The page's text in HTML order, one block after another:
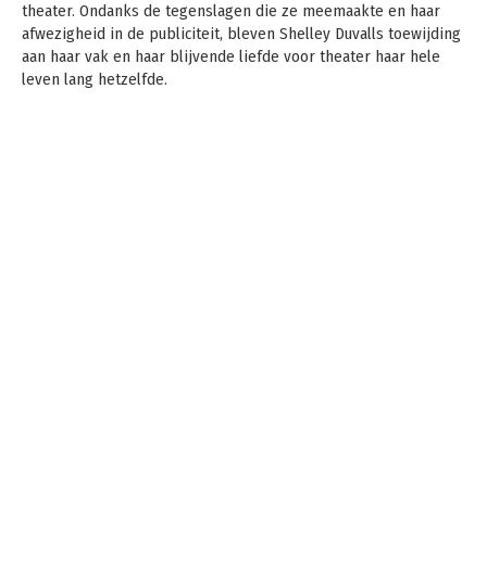
theater. Ondanks de tegenslagen die ze meemaakte en haar
afwezigheid in de publiciteit, bleven Shelley Duvalls toewijding
aan haar vak en haar blijvende liefde voor theater haar hele
leven lang hetzelfde.